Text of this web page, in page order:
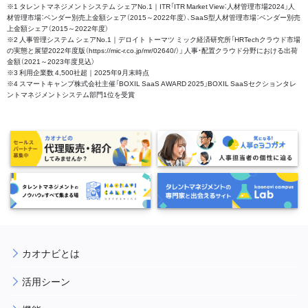
※1 タレントマネジメントシステム シェアNo.1｜ITR「ITR Market View：人材管理市場2024」人
材管理市場：ベンダー別売上金額シェア（2015～2022年度）、SaaS型人材管理市場：ベンダー別売
上金額シェア（2015～2022年度）
※2 人事管理システム シェアNo.1｜デロイト トーマツ ミック経済研究所「HRTechクラウド市場
の実態と展望2022年度版（https://mic-r.co.jp/mr/02640/）」 人事・配置クラウド分野における出荷
金額（2021～2023年度見込）
※3 利用企業数 4,500社超｜2025年9月末時点
※4 スマートキャンプ株式会社主催「BOXIL SaaS AWARD 2025」BOXIL SaaSセクションタレ
ントマネジメントシステム部門1位を受賞
カオナビとは
活用シーン